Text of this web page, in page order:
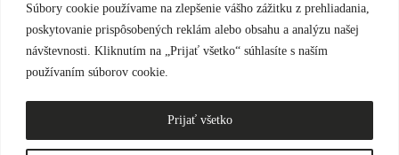
Súbory cookie používame na zlepšenie vášho zážitku z prehliadania,
poskytovanie prispôsobených reklám alebo obsahu a analýzu našej
návštevnosti. Kliknutím na „Prijať všetko“ súhlasíte s naším
používaním súborov cookie.
Prijať všetko
Supersoľ
Chilli SuperSoľ
Darčeky
Darčekové sady
Darčeková poukážka
Blog